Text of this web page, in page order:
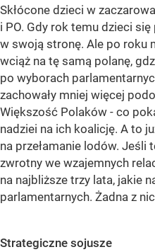
Skłócone dzieci w
i PO. Gdy rok temu dzieci się
w swoją stronę. Ale po roku
wciąż na tę samą polanę,
po wyborach
zachowały mniej więcej
Większość Polaków - co
nadziei na ich koalicję. A to
na przełamanie lodów. Jeśli
zwrotny we wzajemnych
na najbliższe trzy lata, jakie
parlamentarnych. Żadna z
Strategiczne sojusze